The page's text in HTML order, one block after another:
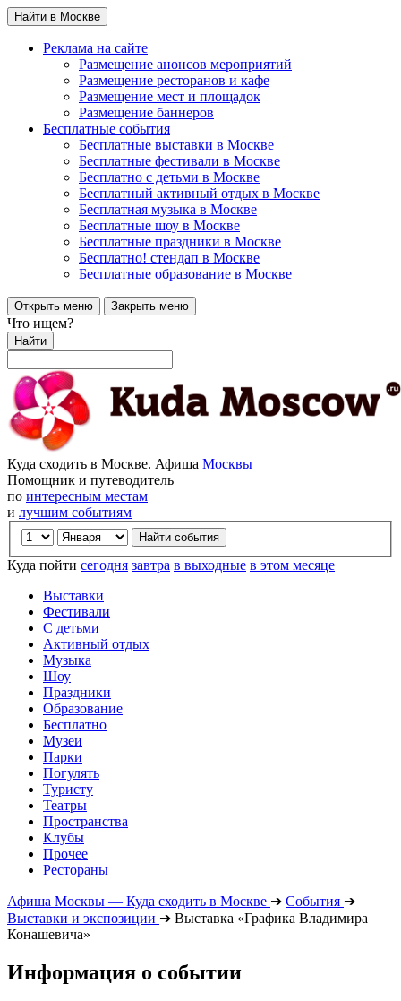
Найти в Москве
Реклама на сайте
Размещение анонсов мероприятий
Размещение ресторанов и кафе
Размещение мест и площадок
Размещение баннеров
Бесплатные события
Бесплатные выставки в Москве
Бесплатные фестивали в Москве
Бесплатно с детьми в Москве
Бесплатный активный отдых в Москве
Бесплатная музыка в Москве
Бесплатные шоу в Москве
Бесплатные праздники в Москве
Бесплатно! стендап в Москве
Бесплатные образование в Москве
Открыть меню Закрыть меню
Что ищем?
Найти
Куда сходить в Москве. Афиша Москвы
Помощник и путеводитель
по интересным местам
и лучшим событиям
Куда пойти сегодня завтра в выходные в этом месяце
Выставки
Фестивали
С детьми
Активный отдых
Музыка
Шоу
Праздники
Образование
Бесплатно
Музеи
Парки
Погулять
Туристу
Театры
Пространства
Клубы
Прочее
Рестораны
Афиша Москвы — Куда сходить в Москве ➔ События ➔
Выставки и экспозиции ➔ Выставка «Графика Владимира
Конашевича»
Информация о событии